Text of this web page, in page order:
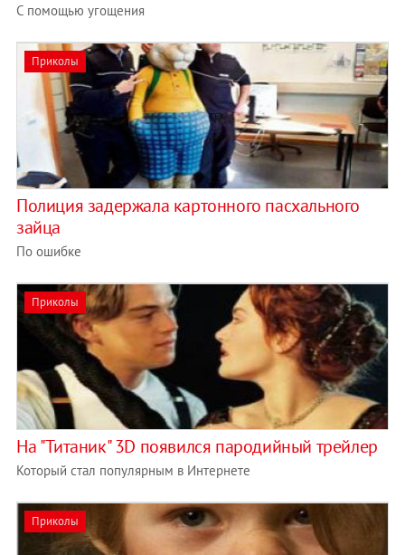
С помощью угощения
Приколы
Полиция задержала картонного пасхального
зайца
По ошибке
Приколы
На "Титаник" 3D появился пародийный трейлер
Который стал популярным в Интернете
Приколы